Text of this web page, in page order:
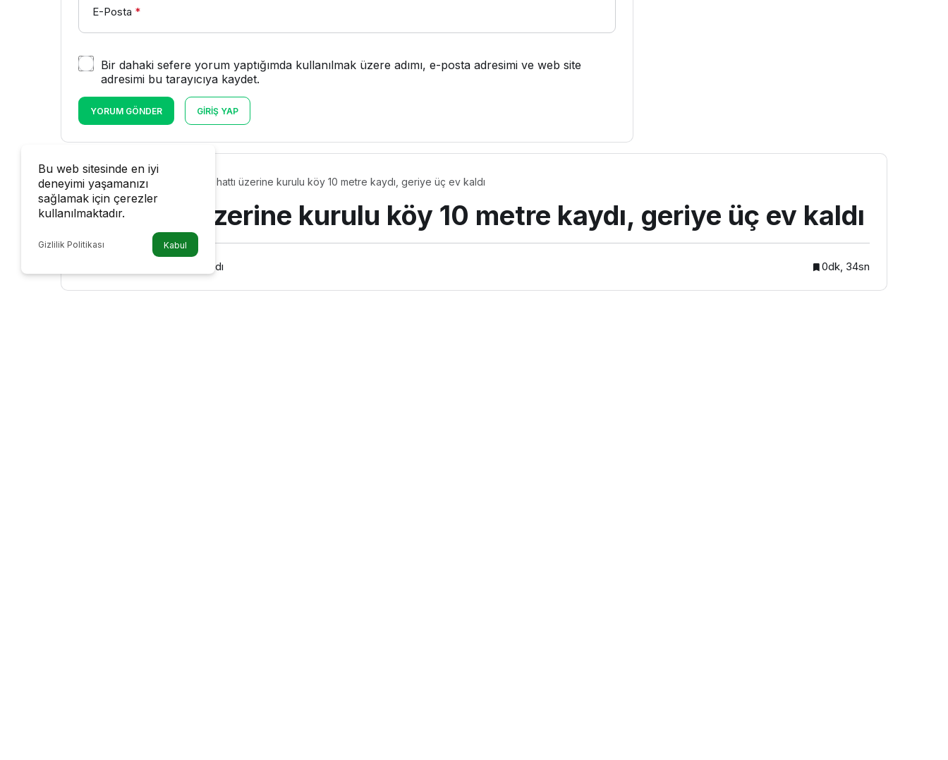
E-Posta *
Bir dahaki sefere yorum yaptığımda kullanılmak üzere adımı, e-posta adresimi ve web site
adresimi bu tarayıcıya kaydet.
YORUM GÖNDER GIRIŞ YAP
Genel Fay hattı üzerine kurulu köy 10 metre kaydı, geriye üç ev kaldı
Fay hattı üzerine kurulu köy 10 metre kaydı, geriye üç ev kaldı
yayınlandı 0dk, 34sn
Bu web sitesinde en iyi
deneyimi yaşamanızı
sağlamak için çerezler
kullanılmaktadır.
Gizlilik Politikası Kabul